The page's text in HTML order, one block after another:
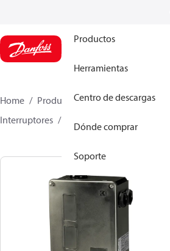
Productos
Herramientas
Centro de descargas
Dónde comprar
Soporte
Home Productos
Climate Solutions
Interruptores